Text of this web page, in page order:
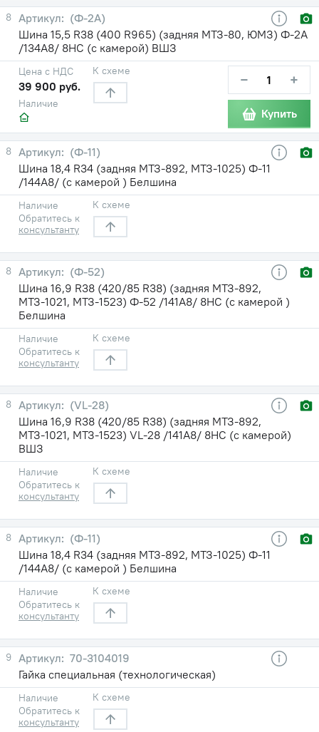
8
(Ф-2А)
Шина 15,5 R38 (400 R965) (задняя МТЗ-80, ЮМЗ) Ф-2А
/134A8/ 8НС (с камерой) ВШЗ
Наличие
Цена с НДС
39 900 руб.
К схеме − +
Купить
8
(Ф-11)
Шина 18,4 R34 (задняя МТЗ-892, МТЗ-1025) Ф-11
/144A8/ (с камерой ) Белшина
Наличие
Обратитесь к
консультанту
К схеме
8
(Ф-52)
Шина 16,9 R38 (420/85 R38) (задняя МТЗ-892,
МТЗ-1021, МТЗ-1523) Ф-52 /141A8/ 8НС (с камерой )
Белшина
Наличие
Обратитесь к
консультанту
К схеме
8
(VL-28)
Шина 16,9 R38 (420/85 R38) (задняя МТЗ-892,
МТЗ-1021, МТЗ-1523) VL-28 /141A8/ 8НС (с камерой)
ВШЗ
Наличие
Обратитесь к
консультанту
К схеме
8
(Ф-11)
Шина 18,4 R34 (задняя МТЗ-892, МТЗ-1025) Ф-11
/144A8/ (с камерой ) Белшина
Наличие
Обратитесь к
консультанту
К схеме
9
70-3104019
Гайка специальная (технологическая)
Наличие
Обратитесь к
консультанту
К схеме